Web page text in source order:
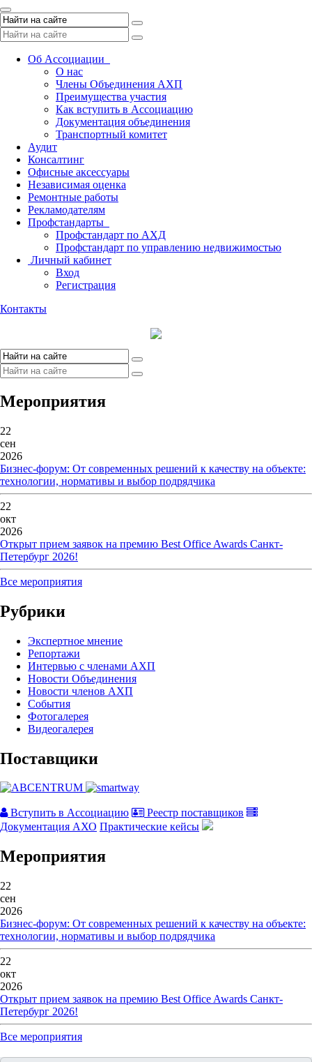
Toggle
navigation
Об Ассоциации
О нас
Члены Объединения АХП
Преимущества участия
Как вступить в Ассоциацию
Документация объединения
Транспортный комитет
Аудит
Консалтинг
Офисные аксессуары
Независимая оценка
Ремонтные работы
Рекламодателям
Профстандарты
Профстандарт по АХД
Профстандарт по управлению недвижимостью
Личный кабинет
Вход
Регистрация
Контакты
Мероприятия
22
сен
2026
Бизнес-форум: От современных решений к качеству на объекте:
технологии, нормативы и выбор подрядчика
22
окт
2026
Открыт прием заявок на премию Best Office Awards Санкт-
Петербург 2026!
Все мероприятия
Рубрики
Экспертное мнение
Репортажи
Интервью с членами АХП
Новости Объединения
Новости членов АХП
События
Фотогалерея
Видеогалерея
Поставщики
Вступить в Ассоциацию
Реестр поставщиков
Документация АХО Практические кейсы
Мероприятия
22
сен
2026
Бизнес-форум: От современных решений к качеству на объекте:
технологии, нормативы и выбор подрядчика
22
окт
2026
Открыт прием заявок на премию Best Office Awards Санкт-
Петербург 2026!
Все мероприятия